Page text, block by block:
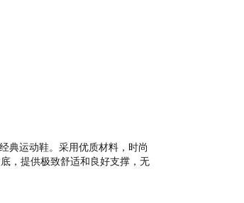
典运动鞋。采用优质材料，时尚
，提供极致舒适和良好支撑，无